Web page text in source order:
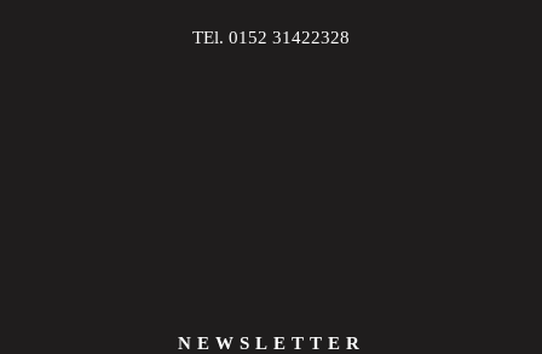
TEl. 0152 31422328
NEWSLETTER